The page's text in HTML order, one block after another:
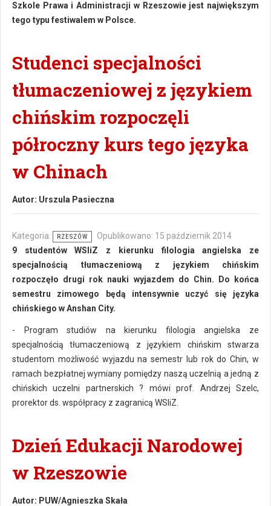
Szkole Prawa i Administracji w Rzeszowie jest największym
tego typu festiwalem w Polsce.
Studenci specjalności
tłumaczeniowej z językiem
chińskim rozpoczęli
półroczny kurs tego języka
w Chinach
Autor: Urszula Pasieczna
Kategoria: RZESZÓW
Opublikowano: 15 październik 2014
9 studentów WSIiZ z kierunku filologia angielska ze
specjalnością tłumaczeniową z językiem chińskim
rozpoczęło drugi rok nauki wyjazdem do Chin. Do końca
semestru zimowego będą intensywnie uczyć się języka
chińskiego w Anshan City.
- Program studiów na kierunku filologia angielska ze
specjalnością tłumaczeniową z językiem chińskim stwarza
studentom możliwość wyjazdu na semestr lub rok do Chin, w
ramach bezpłatnej wymiany pomiędzy naszą uczelnią a jedną z
chińskich uczelni partnerskich ? mówi prof. Andrzej Szelc,
prorektor ds. współpracy z zagranicą WSIiZ.
Dzień Edukacji Narodowej
w Rzeszowie
Autor: PUW/Agnieszka Skała